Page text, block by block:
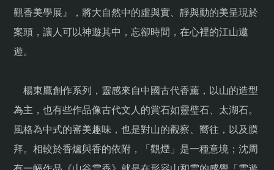
觀香美學展』，將大自然中的虛與實、靜與動的美呈現於
案頭，讓人可以神遊其中，忘卻時間，在心裡的江山遨
遊。
楊東鷹創作系列，靈感來自中國古代香薰，以山的造型
為主，也有些作品像古代文人的賞石如靈璧石、太湖石。
風格為中式的審美趣味，也是對山的觀察、嚮往，以及膜
拜。相較於香爐與香的依附，「觀煙」是一種意境；沈周